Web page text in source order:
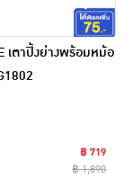
เตาปิ้งย่างพร้อมหม้อ
฿ 719
฿ 1,890